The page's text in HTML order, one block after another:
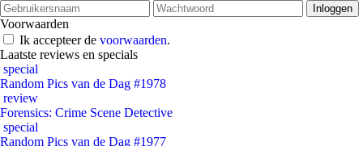
Voorwaarden
Ik accepteer de voorwaarden.
Laatste reviews en specials
special
Random Pics van de Dag #1978
review
Forensics: Crime Scene Detective
special
Random Pics van de Dag #1977